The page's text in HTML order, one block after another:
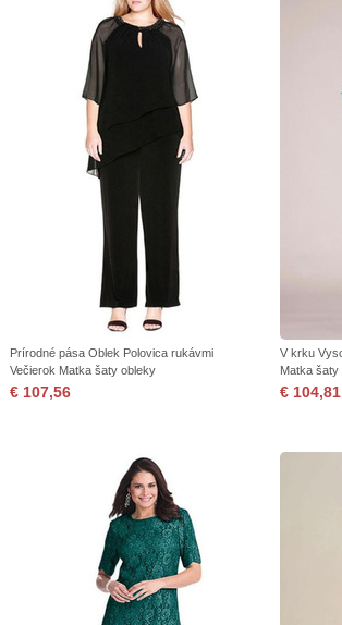
Prírodné pása Oblek Polovica rukávmi
Večierok Matka šaty obleky
€ 107,56
V krku
Matka šaty
€ 104,81